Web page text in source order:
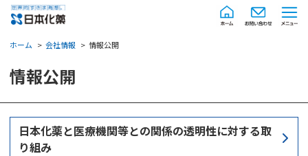
ホーム 会社情報 情報公開
情報公開
日本化薬と医療機関等との関係の透明性に対する取
り組み